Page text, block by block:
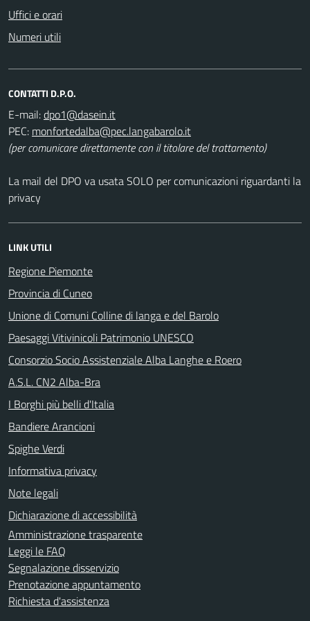
Uffici e orari
Numeri utili
CONTATTI D.P.O.
E-mail:
PEC:
(per comunicare direttamente con il titolare del trattamento)
La mail del DPO va usata SOLO per comunicazioni riguardanti la
privacy
LINK UTILI
Regione Piemonte
Provincia di Cuneo
Unione di Comuni Colline di langa e del Barolo
Paesaggi Vitivinicoli Patrimonio UNESCO
Consorzio Socio Assistenziale Alba Langhe e Roero
A.S.L. CN2 Alba-Bra
I Borghi più belli d'Italia
Bandiere Arancioni
Spighe Verdi
Informativa privacy
Note legali
Dichiarazione di accessibilità
Amministrazione trasparente
Leggi le FAQ
Segnalazione disservizio
Prenotazione appuntamento
Richiesta d'assistenza